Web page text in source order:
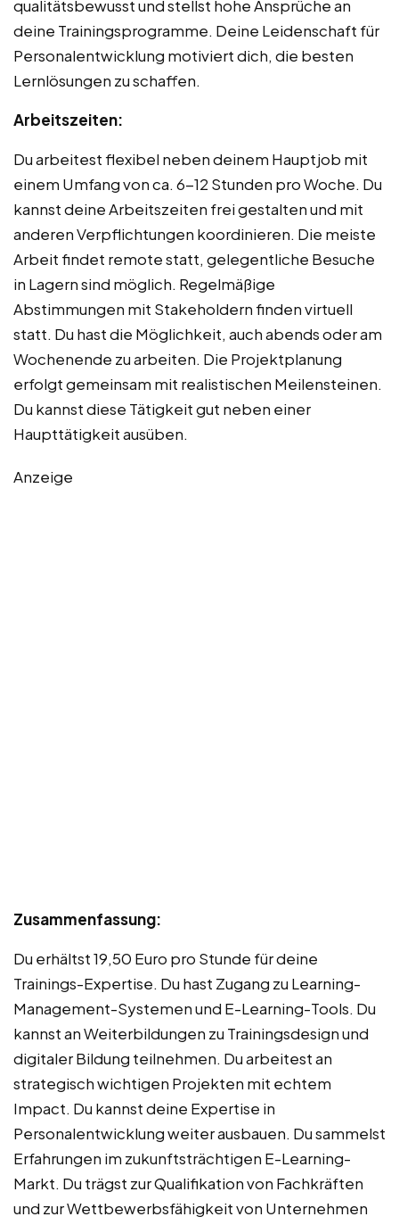
qualitätsbewusst und stellst hohe Ansprüche an
deine Trainingsprogramme. Deine Leidenschaft für
Personalentwicklung motiviert dich, die besten
Lernlösungen zu schaffen.
Arbeitszeiten:
Du arbeitest flexibel neben deinem Hauptjob mit
einem Umfang von ca. 6-12 Stunden pro Woche. Du
kannst deine Arbeitszeiten frei gestalten und mit
anderen Verpflichtungen koordinieren. Die meiste
Arbeit findet remote statt, gelegentliche Besuche
in Lagern sind möglich. Regelmäßige
Abstimmungen mit Stakeholdern finden virtuell
statt. Du hast die Möglichkeit, auch abends oder am
Wochenende zu arbeiten. Die Projektplanung
erfolgt gemeinsam mit realistischen Meilensteinen.
Du kannst diese Tätigkeit gut neben einer
Haupttätigkeit ausüben.
Anzeige
Zusammenfassung:
Du erhältst 19,50 Euro pro Stunde für deine
Trainings-Expertise. Du hast Zugang zu Learning-
Management-Systemen und E-Learning-Tools. Du
kannst an Weiterbildungen zu Trainingsdesign und
digitaler Bildung teilnehmen. Du arbeitest an
strategisch wichtigen Projekten mit echtem
Impact. Du kannst deine Expertise in
Personalentwicklung weiter ausbauen. Du sammelst
Erfahrungen im zukunftsträchtigen E-Learning-
Markt. Du trägst zur Qualifikation von Fachkräften
und zur Wettbewerbsfähigkeit von Unternehmen